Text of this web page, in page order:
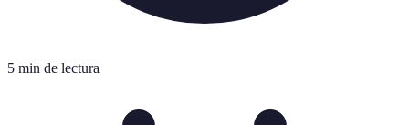
5 min de lectura